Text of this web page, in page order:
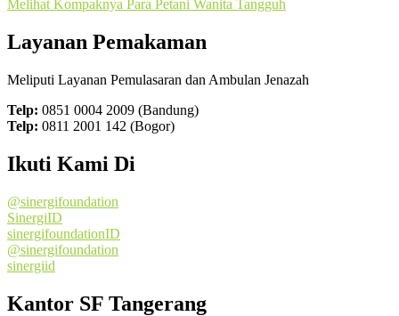
Melihat Kompaknya Para Petani Wanita Tangguh
Layanan Pemakaman
Meliputi Layanan Pemulasaran dan Ambulan Jenazah
Telp: 0851 0004 2009 (Bandung)
Telp: 0811 2001 142 (Bogor)
Ikuti Kami Di
@sinergifoundation
SinergiID
sinergifoundationID
@sinergifoundation
sinergiid
Kantor SF Tangerang